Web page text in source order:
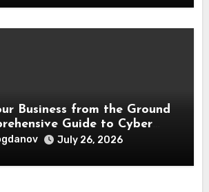
Business from the Ground
Guide to Cyber
July 26, 2026